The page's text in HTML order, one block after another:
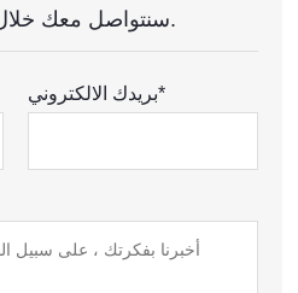
سنتواصل معك خلال ساعة واحدة.
بريدك الالكتروني*